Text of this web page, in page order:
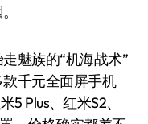
魅族的“机海战术”
千元全面屏手机
Plus、红米S2、